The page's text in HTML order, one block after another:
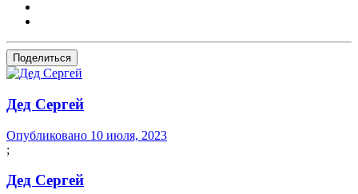
Поделиться
Дед Сергей
Опубликовано 10 июля, 2023
;
Дед Сергей